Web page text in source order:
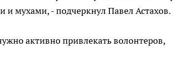
и мухами, - подчеркнул Павел Астахов.
активно привлекать волонтеров,